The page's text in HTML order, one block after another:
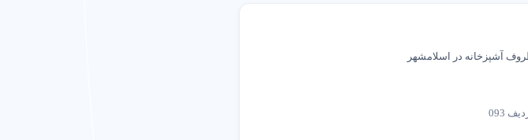
رقابتی در تهران.
به عواملی مانند نظرات مشتریان، اعتبار برند و تنوع
های معتبر و ارائه مشاوره تخصصی، انتخاب را آسان
آشپزخانه در اسلامشهر